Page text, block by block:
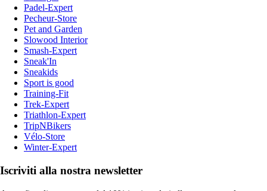
Padel-Expert
Pecheur-Store
Pet and Garden
Slowood Interior
Smash-Expert
Sneak'In
Sneakids
Sport is good
Training-Fit
Trek-Expert
Triathlon-Expert
TripNBikers
Vélo-Store
Winter-Expert
Iscriviti alla nostra newsletter